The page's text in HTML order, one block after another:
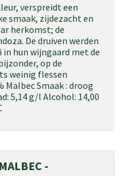
verspreidt een
smaak, zijdezacht en
herkomst; de
De druiven werden
hun wijngaard met de
op de
weinig flessen
Malbec Smaak : droog
5,14 g/l Alcohol: 14,00
-